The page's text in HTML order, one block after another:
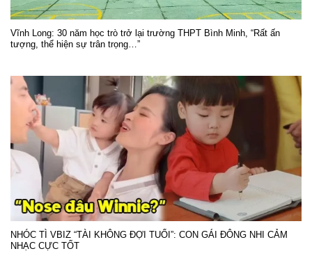
Vĩnh Long: 30 năm học trò trở lại trường THPT Bình Minh, “Rất ấn
tượng, thể hiện sự trân trọng…”
NHÓC TÌ VBIZ “TÀI KHÔNG ĐỢI TUỔI”: CON GÁI ĐÔNG NHI CẢM
NHẠC CỰC TỐT